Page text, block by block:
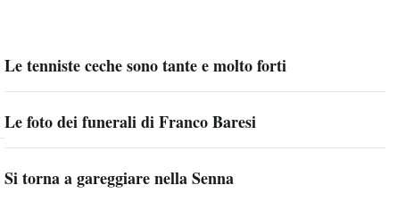
Le tenniste ceche sono tante e molto forti
Le foto dei funerali di Franco Baresi
Si torna a gareggiare nella Senna